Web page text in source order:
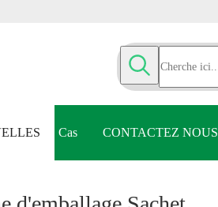
Cas CONTACTEZ NOUS